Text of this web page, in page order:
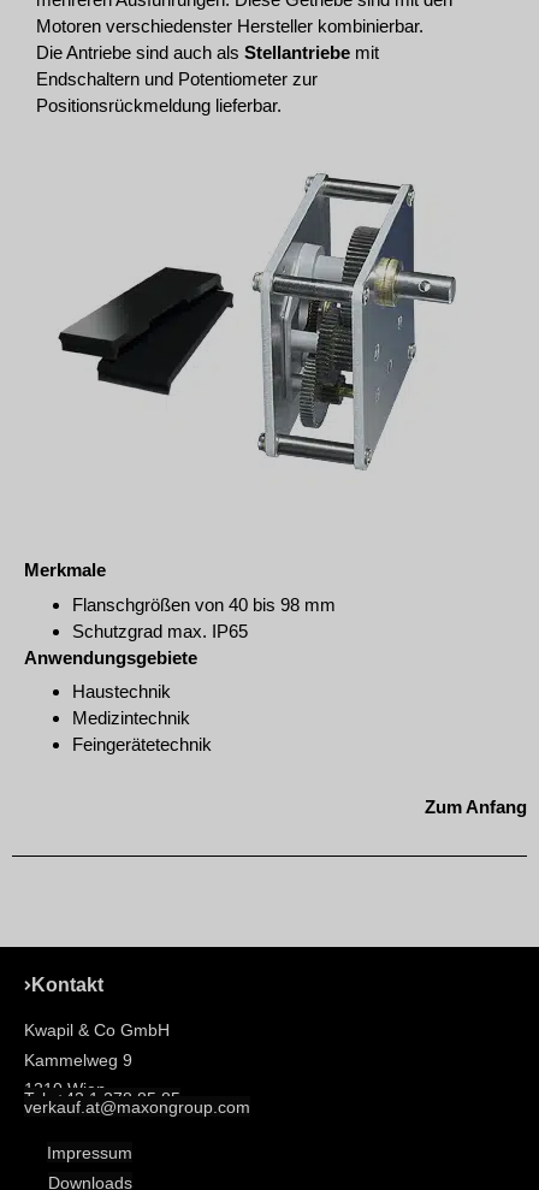
Motoren verschiedenster Hersteller kombinierbar.
Die Antriebe sind auch als Stellantriebe mit
Endschaltern und Potentiometer zur
Positionsrückmeldung lieferbar.
Merkmale
Flanschgrößen von 40 bis 98 mm
Schutzgrad max. IP65
Anwendungsgebiete
Haustechnik
Medizintechnik
Feingerätetechnik
Zum Anfang
Kontakt
Kwapil & Co GmbH
Kammelweg 9
1210 Wien
Tel: +43 1 278 85 85
verkauf.at@maxongroup.com
Impressum
Downloads